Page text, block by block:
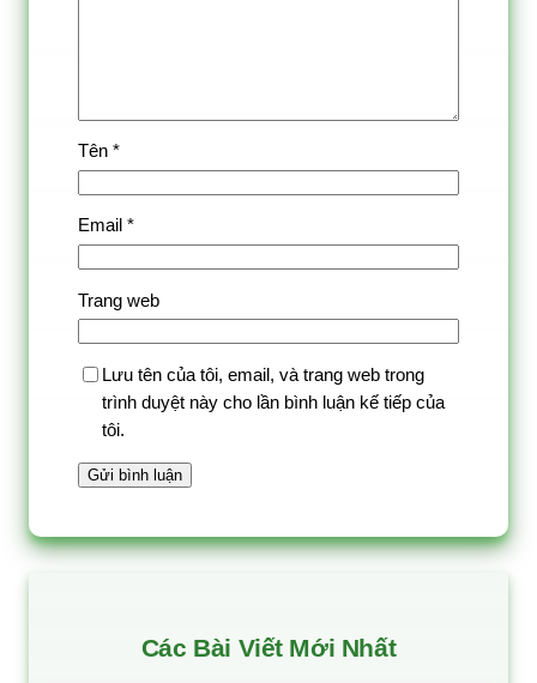
Tên *
Email *
Trang web
Lưu tên của tôi, email, và trang web trong
trình duyệt này cho lần bình luận kế tiếp của
tôi.
Các Bài Viết Mới Nhất